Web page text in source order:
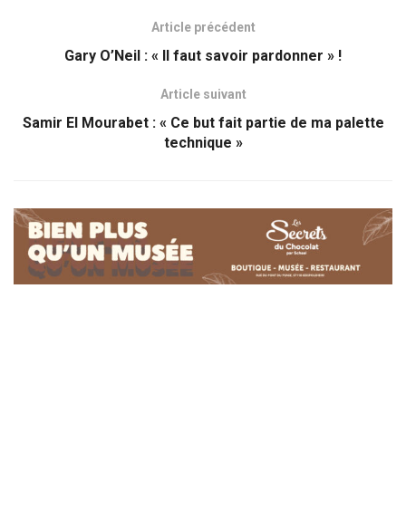
Article précédent
Gary O’Neil : « Il faut savoir pardonner » !
Article suivant
Samir El Mourabet : « Ce but fait partie de ma palette
technique »